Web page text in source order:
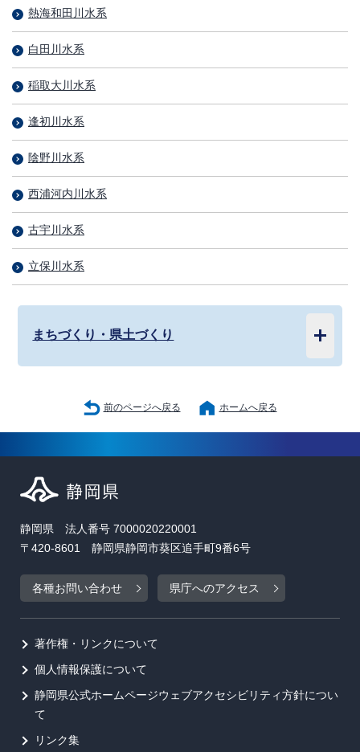
熱海和田川水系
白田川水系
稲取大川水系
逢初川水系
陰野川水系
西浦河内川水系
古宇川水系
立保川水系
まちづくり・県土づくり
前のページへ戻る ホームへ戻る
静岡県 法人番号 7000020220001
〒420-8601 静岡県静岡市葵区追手町9番6号
各種お問い合わせ 県庁へのアクセス
著作権・リンクについて
個人情報保護について
静岡県公式ホームページウェブアクセシビリティ方針につい
て
リンク集